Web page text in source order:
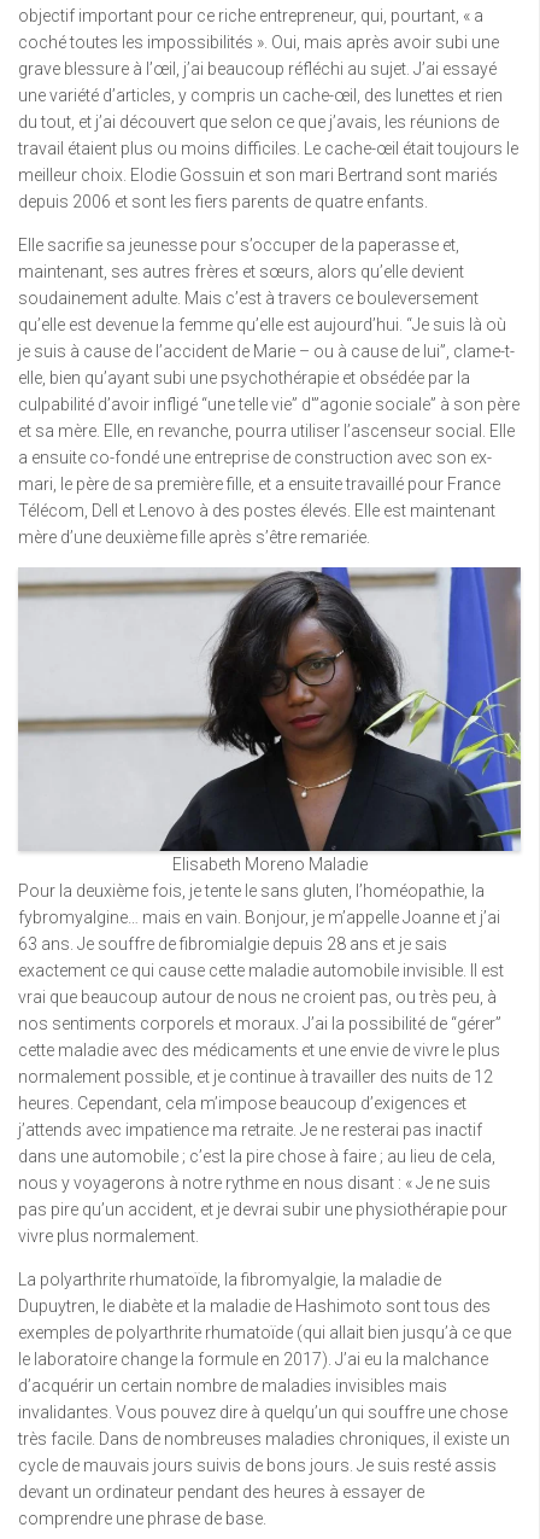
objectif important pour ce riche entrepreneur, qui, pourtant, « a
coché toutes les impossibilités ». Oui, mais après avoir subi une
grave blessure à l’œil, j’ai beaucoup réfléchi au sujet. J’ai essayé
une variété d’articles, y compris un cache-œil, des lunettes et rien
du tout, et j’ai découvert que selon ce que j’avais, les réunions de
travail étaient plus ou moins difficiles. Le cache-œil était toujours le
meilleur choix. Elodie Gossuin et son mari Bertrand sont mariés
depuis 2006 et sont les fiers parents de quatre enfants.
Elle sacrifie sa jeunesse pour s’occuper de la paperasse et,
maintenant, ses autres frères et sœurs, alors qu’elle devient
soudainement adulte. Mais c’est à travers ce bouleversement
qu’elle est devenue la femme qu’elle est aujourd’hui. “Je suis là où
je suis à cause de l’accident de Marie – ou à cause de lui”, clame-t-
elle, bien qu’ayant subi une psychothérapie et obsédée par la
culpabilité d’avoir infligé “une telle vie” d'”agonie sociale” à son père
et sa mère. Elle, en revanche, pourra utiliser l’ascenseur social. Elle
a ensuite co-fondé une entreprise de construction avec son ex-
mari, le père de sa première fille, et a ensuite travaillé pour France
Télécom, Dell et Lenovo à des postes élevés. Elle est maintenant
mère d’une deuxième fille après s’être remariée.
Elisabeth Moreno Maladie
Pour la deuxième fois, je tente le sans gluten, l’homéopathie, la
fybromyalgine… mais en vain. Bonjour, je m’appelle Joanne et j’ai
63 ans. Je souffre de fibromialgie depuis 28 ans et je sais
exactement ce qui cause cette maladie automobile invisible. Il est
vrai que beaucoup autour de nous ne croient pas, ou très peu, à
nos sentiments corporels et moraux. J’ai la possibilité de “gérer”
cette maladie avec des médicaments et une envie de vivre le plus
normalement possible, et je continue à travailler des nuits de 12
heures. Cependant, cela m’impose beaucoup d’exigences et
j’attends avec impatience ma retraite. Je ne resterai pas inactif
dans une automobile ; c’est la pire chose à faire ; au lieu de cela,
nous y voyagerons à notre rythme en nous disant : « Je ne suis
pas pire qu’un accident, et je devrai subir une physiothérapie pour
vivre plus normalement.
La polyarthrite rhumatoïde, la fibromyalgie, la maladie de
Dupuytren, le diabète et la maladie de Hashimoto sont tous des
exemples de polyarthrite rhumatoïde (qui allait bien jusqu’à ce que
le laboratoire change la formule en 2017). J’ai eu la malchance
d’acquérir un certain nombre de maladies invisibles mais
invalidantes. Vous pouvez dire à quelqu’un qui souffre une chose
très facile. Dans de nombreuses maladies chroniques, il existe un
cycle de mauvais jours suivis de bons jours. Je suis resté assis
devant un ordinateur pendant des heures à essayer de
comprendre une phrase de base.